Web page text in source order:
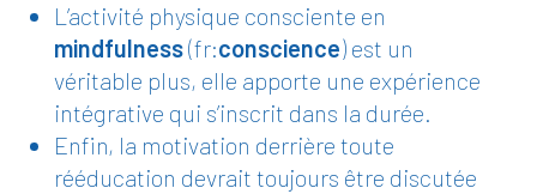
L’activité physique consciente en
mindfulness(fr:conscience) est un
véritable plus, elle apporte une expérience
intégrative qui s’inscrit dans la durée.
Enfin, la motivation derrière toute
rééducation devrait toujours être discutée